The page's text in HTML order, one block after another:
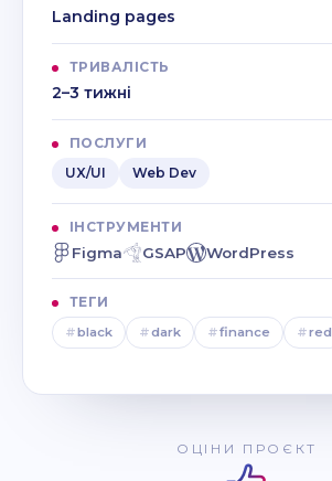
Landing pages
ТРИВАЛІСТЬ
2–3 тижні
ПОСЛУГИ
UX/UI
Web Dev
ІНСТРУМЕНТИ
Figma GSAP WordPress
ТЕГИ
#black #dark #finance #red
ОЦІНИ ПРОЄКТ